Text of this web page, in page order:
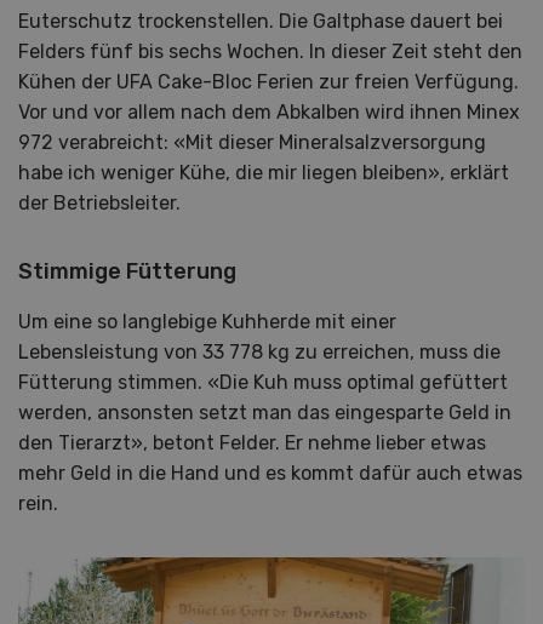
Euterschutz trockenstellen. Die Galtphase dauert bei
Felders fünf bis sechs Wochen. In dieser Zeit steht den
Kühen der UFA Cake-Bloc Ferien zur freien Verfügung.
Vor und vor allem nach dem Abkalben wird ihnen Minex
972 verabreicht: «Mit dieser Mineralsalzversorgung
habe ich weniger Kühe, die mir liegen bleiben», erklärt
der Betriebsleiter.
Stimmige Fütterung
Um eine so langlebige Kuhherde mit einer
Lebensleistung von 33 778 kg zu erreichen, muss die
Fütterung stimmen. «Die Kuh muss optimal gefüttert
werden, ansonsten setzt man das eingesparte Geld in
den Tierarzt», betont Felder. Er nehme lieber etwas
mehr Geld in die Hand und es kommt dafür auch etwas
rein.